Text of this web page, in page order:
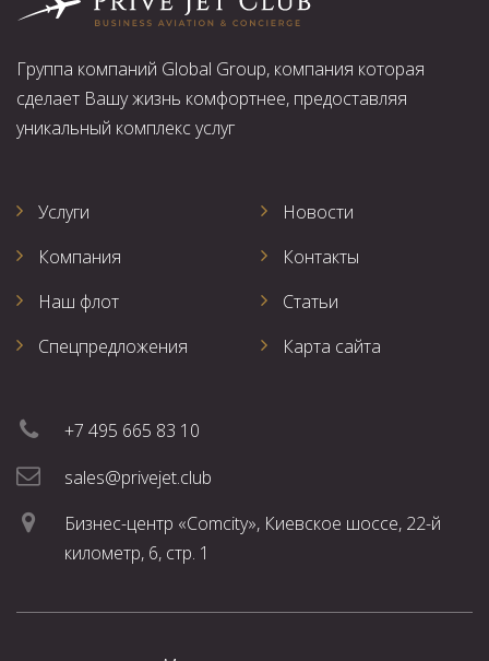
Группа компаний Global Group, компания которая
сделает Вашу жизнь комфортнее, предоставляя
уникальный комплекс услуг
Услуги
Компания
Наш флот
Спецпредложения
Новости
Контакты
Статьи
Карта сайта
+7 495 665 83 10
sales@privejet.club
Бизнес-центр «Comcity», Киевское шоссе, 22-й
километр, 6, стр. 1